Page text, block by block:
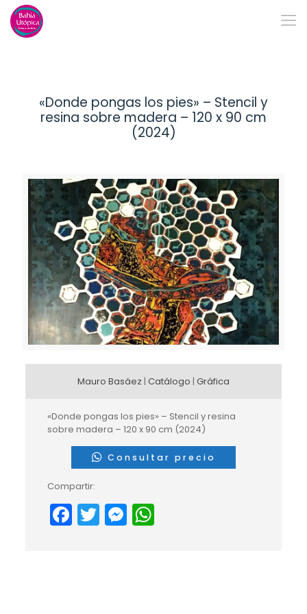
«Donde pongas los pies» – Stencil y
resina sobre madera – 120 x 90 cm
(2024)
Mauro Basáez | Catálogo | Gráfica
«Donde pongas los pies» – Stencil y resina
sobre madera – 120 x 90 cm (2024)
Consultar precio
Compartir:
Facebook
TwitterMessenger
WhatsApp